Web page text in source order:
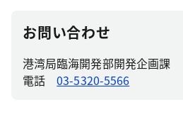
お問い合わせ
港湾局臨海開発部開発企画課
電話03-5320-5566